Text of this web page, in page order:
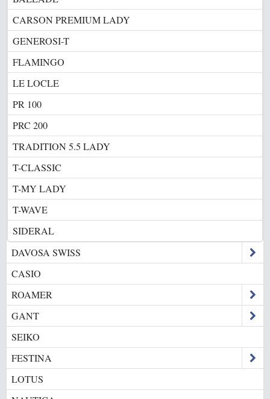
CARSON PREMIUM LADY
GENEROSI-T
FLAMINGO
LE LOCLE
PR 100
PRC 200
TRADITION 5.5 LADY
T-CLASSIC
T-MY LADY
T-WAVE
SIDERAL
DAVOSA SWISS
CASIO
ROAMER
GANT
SEIKO
FESTINA
LOTUS